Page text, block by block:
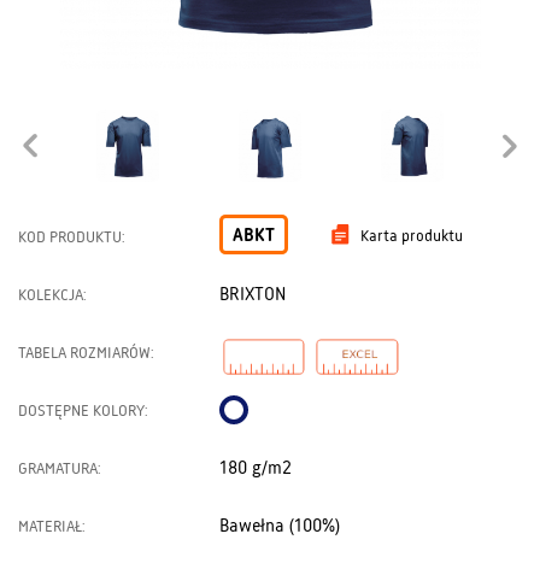
KOD PRODUKTU: ABKT Karta produktu
KOLEKCJA: BRIXTON
TABELA ROZMIARÓW:
DOSTĘPNE KOLORY:
GRAMATURA: 180 g/m2
MATERIAŁ: Bawełna (100%)